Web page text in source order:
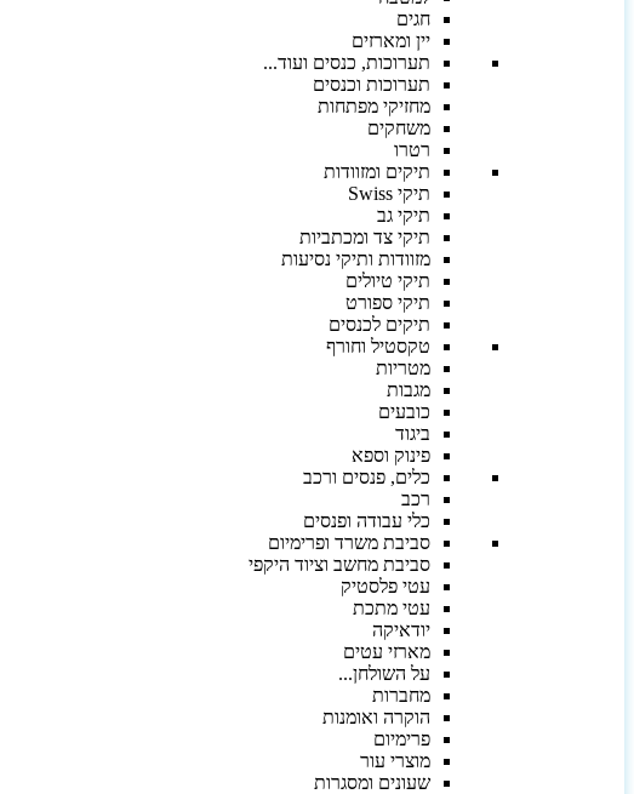
חגים
יין ומארזים
תערוכות, כנסים ועוד...
תערוכות וכנסים
מחזיקי מפתחות
משחקים
רטרו
תיקים ומזוודות
תיקי Swiss
תיקי גב
תיקי צד ומכתביות
מזוודות ותיקי נסיעות
תיקי טיולים
תיקי ספורט
תיקים לכנסים
טקסטיל וחורף
מטריות
מגבות
כובעים
ביגוד
פינוק וספא
כלים, פנסים ורכב
רכב
כלי עבודה ופנסים
סביבת משרד ופרימיום
סביבת מחשב וציוד היקפי
עטי פלסטיק
עטי מתכת
יודאיקה
מארזי עטים
על השולחן...
מחברות
הוקרה ואומנות
פרימיום
מוצרי עור
שעונים ומסגרות